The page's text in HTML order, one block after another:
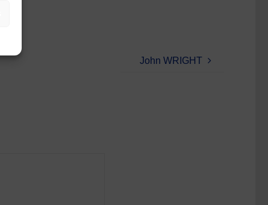
John WRIGHT